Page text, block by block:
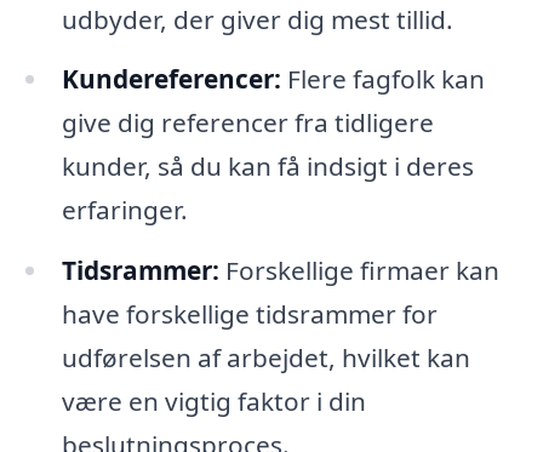
udbyder, der giver dig mest tillid.
Kundereferencer: Flere fagfolk kan
give dig referencer fra tidligere
kunder, så du kan få indsigt i deres
erfaringer.
Tidsrammer: Forskellige firmaer kan
have forskellige tidsrammer for
udførelsen af arbejdet, hvilket kan
være en vigtig faktor i din
beslutningsproces.